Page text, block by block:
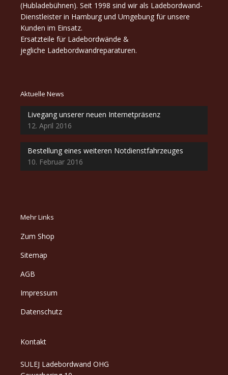
(Hubladebühnen). Seit 1998 sind wir als Ladebordwand-
Dienstleister in Hamburg und Umgebung für unsere
Kunden im Einsatz.
Ersatzteile für Ladebordwände &
jegliche Ladebordwandreparaturen.
Aktuelle News
Livegang unserer neuen Internetpräsenz
12. April 2016
Bestellung eines weiteren Notdienstfahrzeuges
10. Februar 2016
Mehr Links
Zum Shop
Sitemap
AGB
Impressum
Datenschutz
Kontakt
SULEJ Ladebordwand OHG